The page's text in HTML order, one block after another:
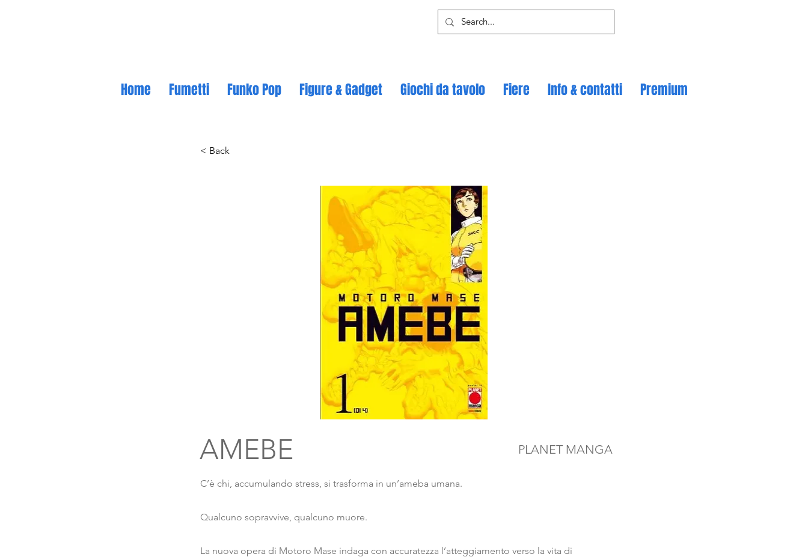
Home Fumetti Funko Pop Figure & Gadget Giochi da tavolo Fiere Info & contatti Premium
< Back
AMEBE PLANET MANGA
C’è chi, accumulando stress, si trasforma in un’ameba umana.
Qualcuno sopravvive, qualcuno muore.
La nuova opera di Motoro Mase indaga con accuratezza l’atteggiamento verso la vita di